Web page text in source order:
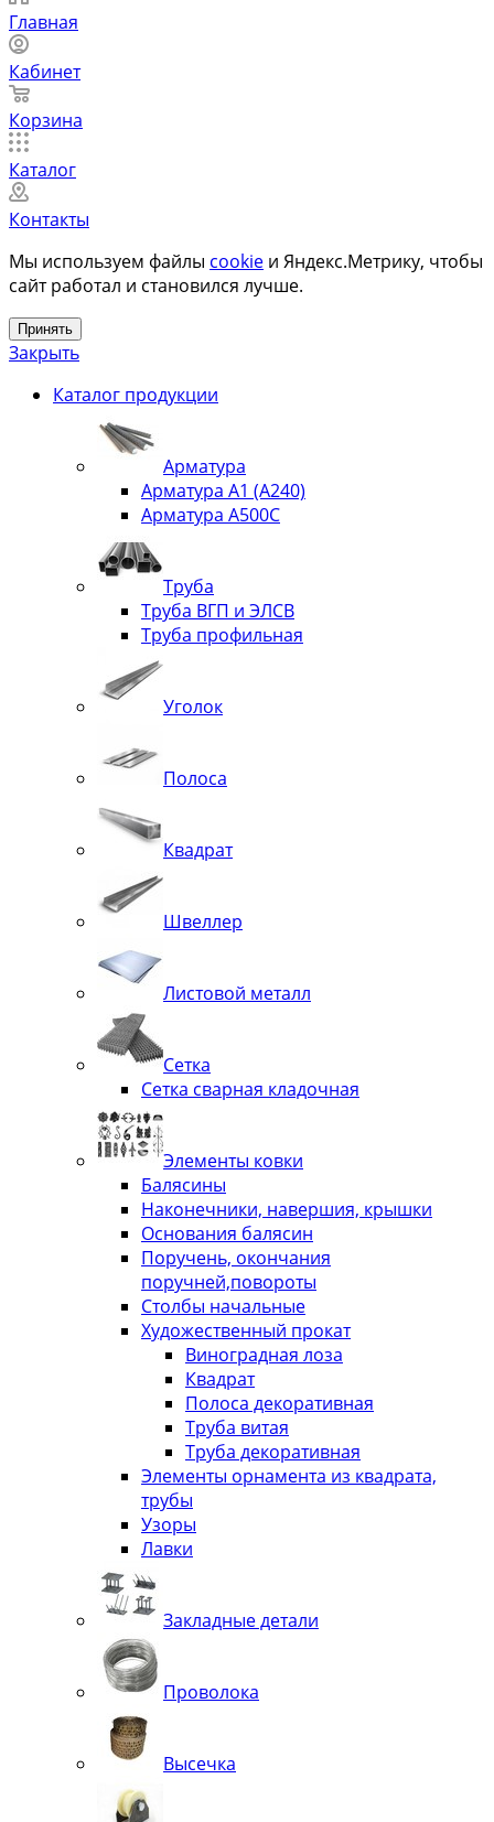
Главная
Кабинет
Корзина
Каталог
Контакты
Мы используем файлы cookie и Яндекс.Метрику, чтобы
сайт работал и становился лучше.
Принять
Закрыть
Каталог продукции
Арматура
Арматура А1 (А240)
Арматура А500С
Труба
Труба ВГП и ЭЛСВ
Труба профильная
Уголок
Полоса
Квадрат
Швеллер
Листовой металл
Сетка
Сетка сварная кладочная
Элементы ковки
Балясины
Наконечники, навершия, крышки
Основания балясин
Поручень, окончания
поручней,повороты
Столбы начальные
Художественный прокат
Виноградная лоза
Квадрат
Полоса декоративная
Труба витая
Труба декоративная
Элементы орнамента из квадрата,
трубы
Узоры
Лавки
Закладные детали
Проволока
Высечка